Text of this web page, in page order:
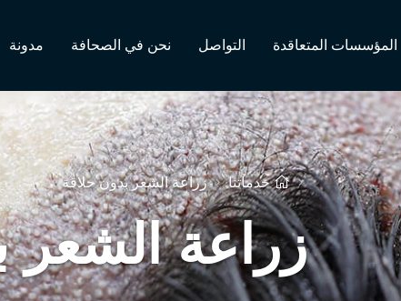
مدونة نحن في الصحافة التواصل المؤسسات المتعاقدة
خدماتنا زراعة الشعر بدون حلاقة
زراعة الشعر